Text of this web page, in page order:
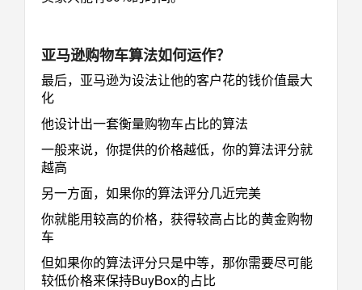
亚马逊购物车算法如何运作？
最后，亚马逊为设法让他的客户花的钱价值最大
化
他设计出一套衡量购物车占比的算法
一般来说，你提供的价格越低，你的算法评分就
越高
另一方面，如果你的算法评分几近完美
你就能用较高的价格，获得较高占比的黄金购物
车
但如果你的算法评分只是中等，那你需要尽可能
较低价格来保持BuyBox的占比